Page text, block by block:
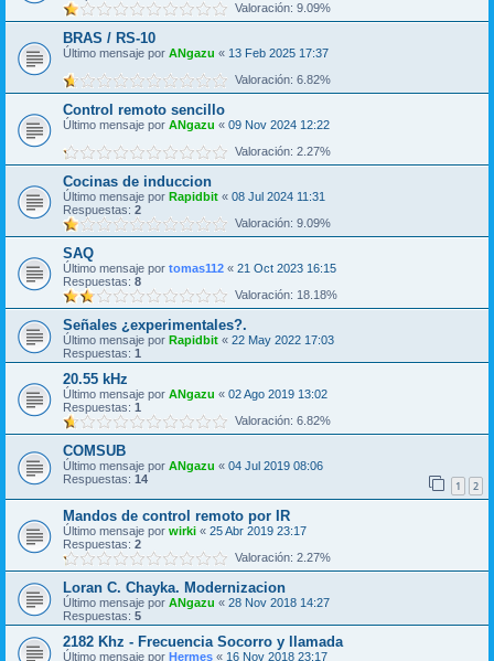
Valoración: 9.09%
BRAS / RS-10
Último mensaje por ANgazu « 13 Feb 2025 17:37
Valoración: 6.82%
Control remoto sencillo
Último mensaje por ANgazu « 09 Nov 2024 12:22
Valoración: 2.27%
Cocinas de induccion
Último mensaje por Rapidbit « 08 Jul 2024 11:31
Respuestas: 2
Valoración: 9.09%
SAQ
Último mensaje por tomas112 « 21 Oct 2023 16:15
Respuestas: 8
Valoración: 18.18%
Señales ¿experimentales?.
Último mensaje por Rapidbit « 22 May 2022 17:03
Respuestas: 1
20.55 kHz
Último mensaje por ANgazu « 02 Ago 2019 13:02
Respuestas: 1
Valoración: 6.82%
COMSUB
Último mensaje por ANgazu « 04 Jul 2019 08:06
Respuestas: 14 1 2
Mandos de control remoto por IR
Último mensaje por wirki « 25 Abr 2019 23:17
Respuestas: 2
Valoración: 2.27%
Loran C. Chayka. Modernizacion
Último mensaje por ANgazu « 28 Nov 2018 14:27
Respuestas: 5
2182 Khz - Frecuencia Socorro y llamada
Último mensaje por Hermes « 16 Nov 2018 23:17